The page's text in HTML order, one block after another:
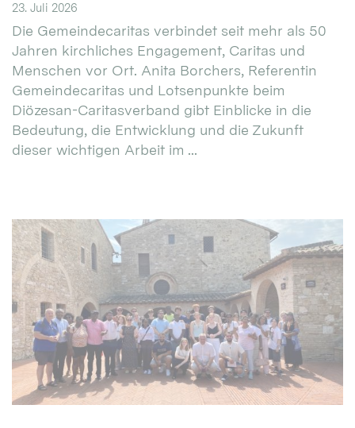
23. Juli 2026
Die Gemeindecaritas verbindet seit mehr als 50
Jahren kirchliches Engagement, Caritas und
Menschen vor Ort. Anita Borchers, Referentin
Gemeindecaritas und Lotsenpunkte beim
Diözesan-Caritasverband gibt Einblicke in die
Bedeutung, die Entwicklung und die Zukunft
dieser wichtigen Arbeit im ...